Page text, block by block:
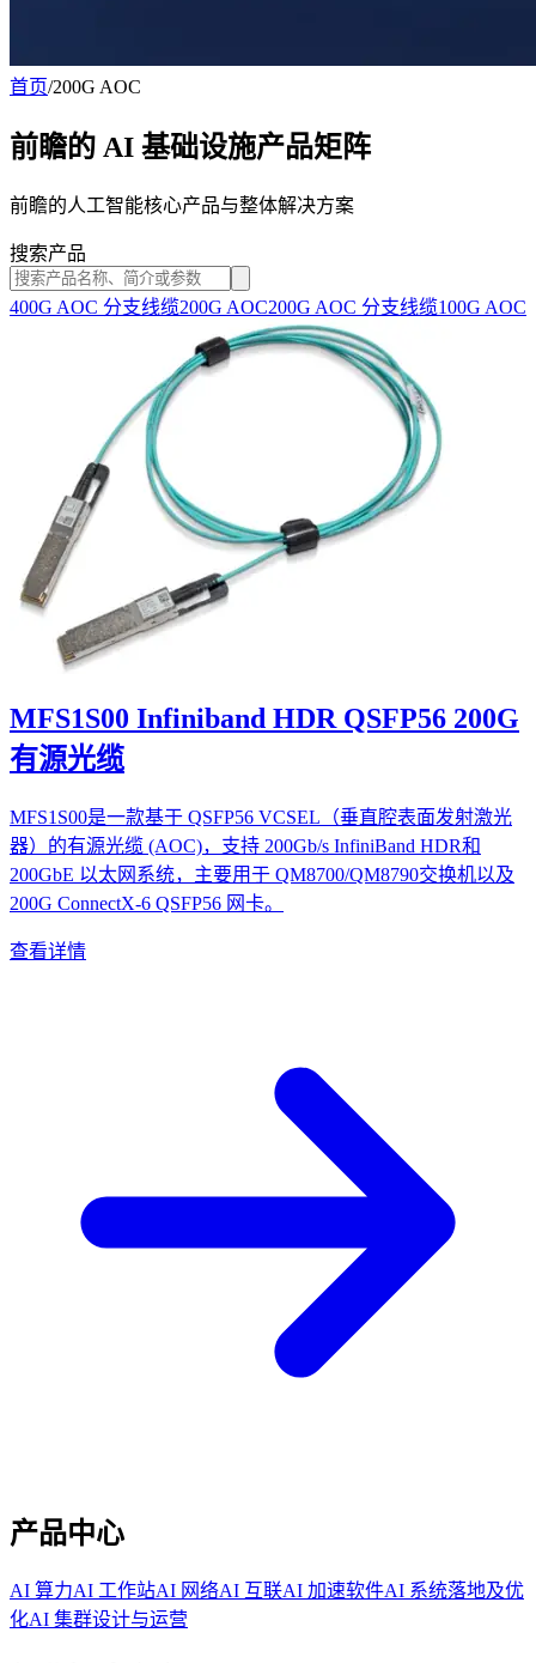
首页/200G AOC
前瞻的 AI 基础设施产品矩阵
前瞻的人工智能核心产品与整体解决方案
搜索产品
400G AOC 分支线缆200G AOC200G AOC 分支线缆100G AOC
MFS1S00 Infiniband HDR QSFP56 200G
有源光缆
MFS1S00是一款基于 QSFP56 VCSEL（垂直腔表面发射激光
器）的有源光缆 (AOC)，支持 200Gb/s InfiniBand HDR和
200GbE 以太网系统，主要用于 QM8700/QM8790交换机以及
200G ConnectX-6 QSFP56 网卡。
查看详情
产品中心
AI 算力AI 工作站AI 网络AI 互联AI 加速软件AI 系统落地及优
化AI 集群设计与运营